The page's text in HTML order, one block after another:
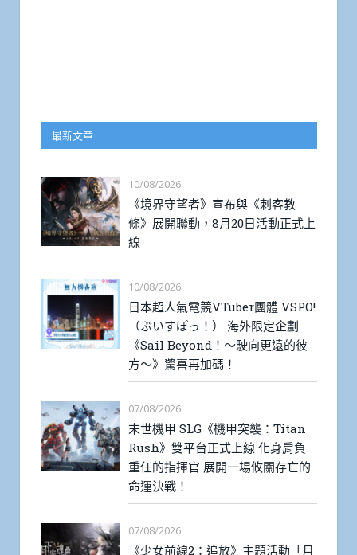
最新文章
10/08/2026
《境界守望者》宣布與《刺客教
條》展開聯動，8月20日活動正式上
線
10/08/2026
日本超人氣電競VTuber團體 VSPO!
（ぶいすぽっ！） 海外限定企劃
《Sail Beyond！～駛向更遠的彼
方～》驚喜再加碼！
07/08/2026
末世機甲 SLG《機甲突襲：Titan
Rush》雙平台正式上線 化身肩負
重任的指揮官 展開一場攸關存亡的
命運決戰！
07/08/2026
《少女前線2：追放》主題活動「月